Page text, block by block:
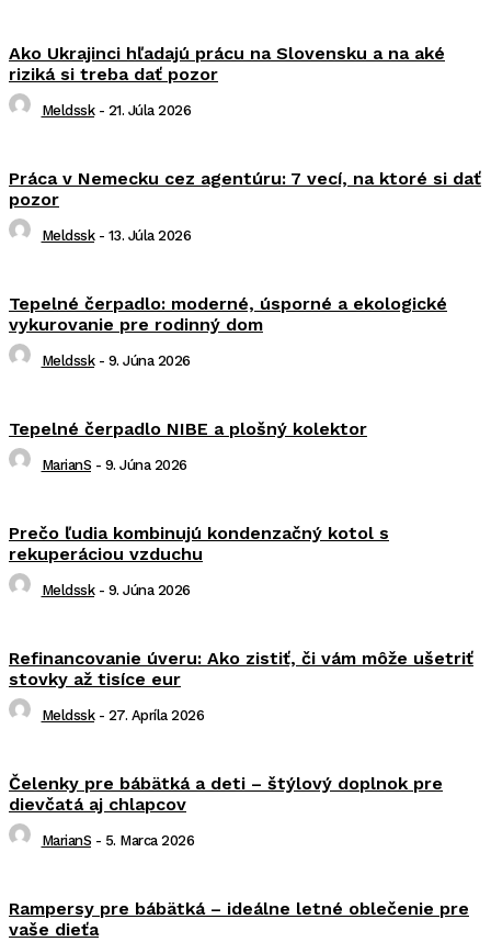
Ako Ukrajinci hľadajú prácu na Slovensku a na aké
riziká si treba dať pozor
Meldssk - 21. Júla 2026
Práca v Nemecku cez agentúru: 7 vecí, na ktoré si dať
pozor
Meldssk - 13. Júla 2026
Tepelné čerpadlo: moderné, úsporné a ekologické
vykurovanie pre rodinný dom
Meldssk - 9. Júna 2026
Tepelné čerpadlo NIBE a plošný kolektor
MarianS - 9. Júna 2026
Prečo ľudia kombinujú kondenzačný kotol s
rekuperáciou vzduchu
Meldssk - 9. Júna 2026
Refinancovanie úveru: Ako zistiť, či vám môže ušetriť
stovky až tisíce eur
Meldssk - 27. Apríla 2026
Čelenky pre bábätká a deti – štýlový doplnok pre
dievčatá aj chlapcov
MarianS - 5. Marca 2026
Rampersy pre bábätká – ideálne letné oblečenie pre
vaše dieťa